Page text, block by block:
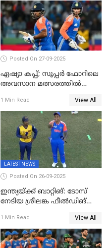
വിക്കറ്റ്
Posted On 27-09-2025
ഏഷ്യാ കപ്പ്; സൂപ്പർ ഫോറിലെ
അവസാന മത്സരത്തിൽ
1 Min Read View All
LATEST NEWS
Posted On 26-09-2025
ഇന്ത്യയ്ക്ക് ബാറ്റിങ്: ടോസ്
നേടിയ ശ്രീലങ്ക ഫീൽഡിങ്
1 Min Read View All